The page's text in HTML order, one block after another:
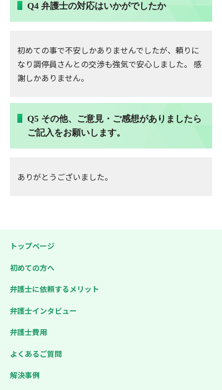
Q4 弁護士の対応はいかがでしたか
初めての事で不安しかありませんでしたが、頼りに
なり調停員さんとの交渉も強気で安心しました。 感
謝しかありません。
Q5 その他、ご意見・ご感想がありましたら
ご記入をお願いします。
ありがとうございました。
トップページ
初めての方へ
弁護士に依頼するメリット
弁護士インタビュー
弁護士費用
よくあるご質問
解決事例